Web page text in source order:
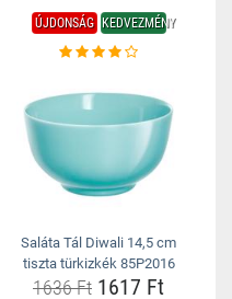
ÚJDONSÁG KEDVEZMÉNY
Saláta Tál Diwali 14,5 cm
tiszta türkizkék 85P2016
1636 Ft 1617 Ft